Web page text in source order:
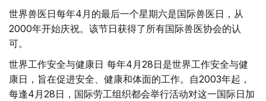
世界兽医日每年4月的最后一个星期六是国际兽医日，从
2000年开始庆祝。该节日获得了所有国际兽医协会的认
可。
世界工作安全与健康日 每年4月28日是世界工作安全与健
康日，旨在促进安全、健康和体面的工作。自2003年起，
每逢4月28日，国际劳工组织都会举行活动对这一国际日加